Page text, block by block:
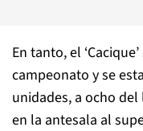
En tanto, el
campeonato y se
unidades, a ocho
en la antesala al